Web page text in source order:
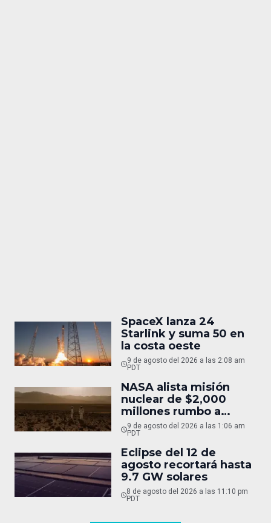
SpaceX lanza 24
Starlink y suma 50 en
la costa oeste
9 de agosto del 2026 a las 2:08 am
PDT
NASA alista misión
nuclear de $2,000
millones rumbo a
Marte
9 de agosto del 2026 a las 1:06 am
PDT
Eclipse del 12 de
agosto recortará hasta
9.7 GW solares
8 de agosto del 2026 a las 11:10 pm
PDT